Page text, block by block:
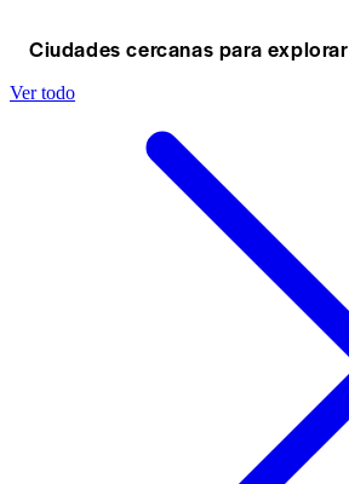
Ciudades cercanas para explorar
Ver todo